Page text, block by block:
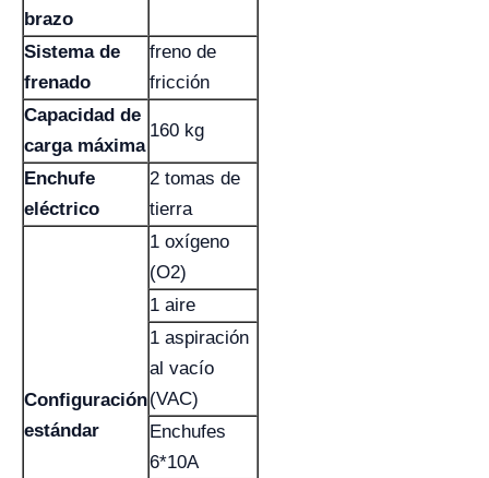
brazo
Sistema de
frenado
freno de
fricción
Capacidad de
carga máxima
160 kg
Enchufe
eléctrico
2 tomas de
tierra
Configuración
estándar
1 oxígeno
(O2)
1 aire
1 aspiración
al vacío
(VAC)
Enchufes
6*10A